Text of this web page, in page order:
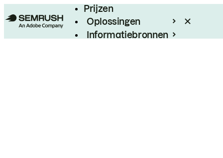
Prijzen
Oplossingen
Informatiebronnen